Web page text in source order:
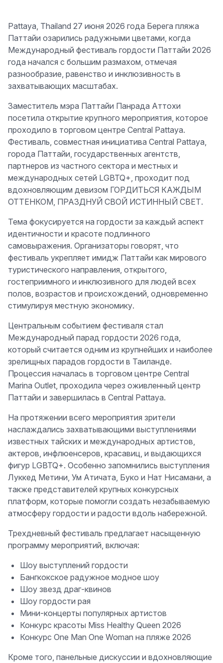
Pattaya, Thailand 27 июня 2026 года Берега пляжа
Паттайи озарились радужными цветами, когда
Международный фестиваль гордости Паттайи 2026
года начался с большим размахом, отмечая
разнообразие, равенство и инклюзивность в
захватывающих масштабах.
Заместитель мэра Паттайи Панрада Аттохи
посетила открытие крупного мероприятия, которое
проходило в торговом центре Central Pattaya.
Фестиваль, совместная инициатива Central Pattaya,
города Паттайи, государственных агентств,
партнеров из частного сектора и местных и
международных сетей LGBTQ+, проходит под
вдохновляющим девизом ГОРДИТЬСЯ КАЖДЫМ
ОТТЕНКОМ, ПРАЗДНУЙ СВОЙ ИСТИННЫЙ СВЕТ.
Тема фокусируется на гордости за каждый аспект
идентичности и красоте подлинного
самовыражения. Организаторы говорят, что
фестиваль укрепляет имидж Паттайи как мирового
туристического направления, открытого,
гостеприимного и инклюзивного для людей всех
полов, возрастов и происхождений, одновременно
стимулируя местную экономику.
Центральным событием фестиваля стал
Международный парад гордости 2026 года,
который считается одним из крупнейших и наиболее
зрелищных парадов гордости в Таиланде.
Процессия началась в торговом центре Central
Marina Outlet, проходила через оживленный центр
Паттайи и завершилась в Central Pattaya.
На протяжении всего мероприятия зрители
наслаждались захватывающими выступлениями
известных тайских и международных артистов,
актеров, инфлюенсеров, красавиц, и выдающихся
фигур LGBTQ+. Особенно запомнились выступления
Луккед Метини, Ум Атичата, Буко и Нат Нисамани, а
также представителей крупных конкурсных
платформ, которые помогли создать незабываемую
атмосферу гордости и радости вдоль набережной.
Трехдневный фестиваль предлагает насыщенную
программу мероприятий, включая:
Шоу выступлений гордости
Бангкокское радужное модное шоу
Шоу звезд драг-квинов
Шоу гордости рая
Мини-концерты популярных артистов
Конкурс красоты Miss Healthy Queen 2026
Конкурс One Man One Woman на пляже 2026
Кроме того, панельные дискуссии и вдохновляющие